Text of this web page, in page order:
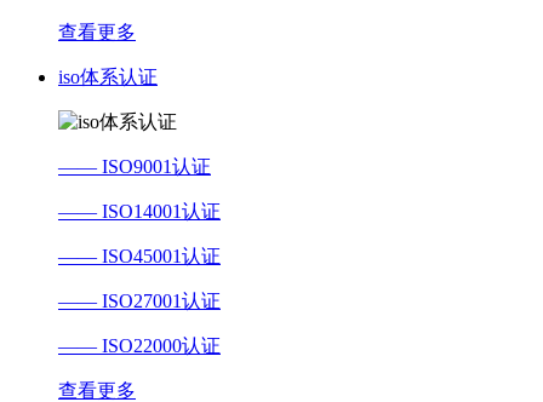
查看更多
iso体系认证
—— ISO9001认证
—— ISO14001认证
—— ISO45001认证
—— ISO27001认证
—— ISO22000认证
查看更多